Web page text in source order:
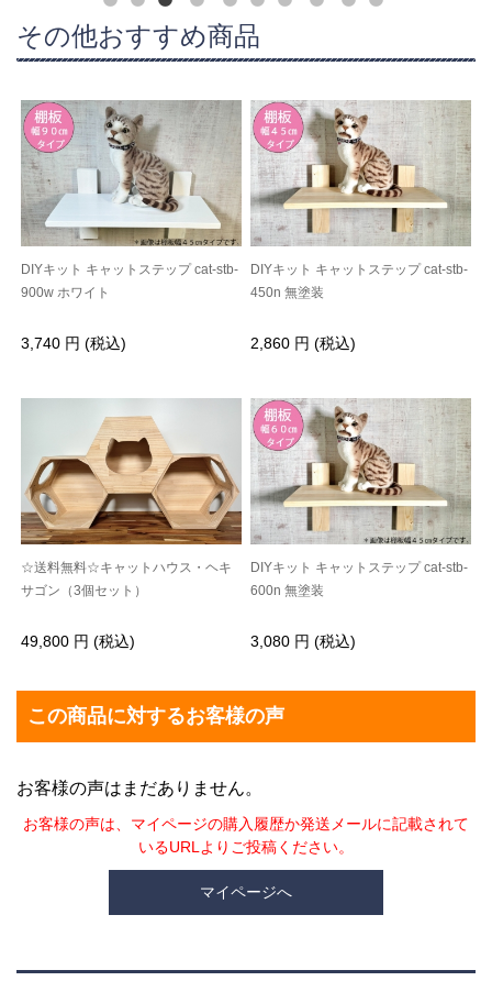
その他おすすめ商品
DIYキット キャットステップ cat-stb-
900w ホワイト
3,740 円 (税込)
DIYキット キャットステップ cat-stb-
450n 無塗装
2,860 円 (税込)
☆送料無料☆キャットハウス・ヘキ
サゴン（3個セット）
49,800 円 (税込)
DIYキット キャットステップ cat-stb-
600n 無塗装
3,080 円 (税込)
この商品に対するお客様の声
お客様の声はまだありません。
お客様の声は、マイページの購入履歴か発送メールに記載されて
いるURLよりご投稿ください。
マイページへ